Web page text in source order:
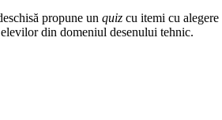
propune un quiz cu itemi cu
din domeniul desenului tehnic.